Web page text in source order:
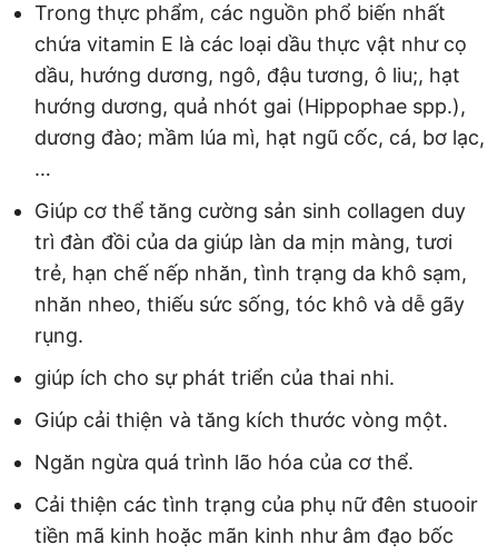
Trong thực phẩm, các nguồn phổ biến nhất
chứa vitamin E là các loại dầu thực vật như cọ
dầu, hướng dương, ngô, đậu tương, ô liu;, hạt
hướng dương, quả nhót gai (Hippophae spp.),
dương đào; mầm lúa mì, hạt ngũ cốc, cá, bơ lạc,
…
Giúp cơ thể tăng cường sản sinh collagen duy
trì đàn đồi của da giúp làn da mịn màng, tươi
trẻ, hạn chế nếp nhăn, tình trạng da khô sạm,
nhăn nheo, thiếu sức sống, tóc khô và dễ gãy
rụng.
giúp ích cho sự phát triển của thai nhi.
Giúp cải thiện và tăng kích thước vòng một.
Ngăn ngừa quá trình lão hóa của cơ thể.
Cải thiện các tình trạng của phụ nữ đên stuooir
tiền mã kinh hoặc mãn kinh như âm đạo bốc